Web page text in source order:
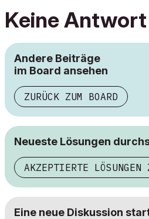
Keine
Andere Beiträge
im Board ansehen
ZURÜCK ZUM BOARD
Neueste Lösungen
AKZEPTIERTE LÖSUNGEN
Eine neue Diskussion